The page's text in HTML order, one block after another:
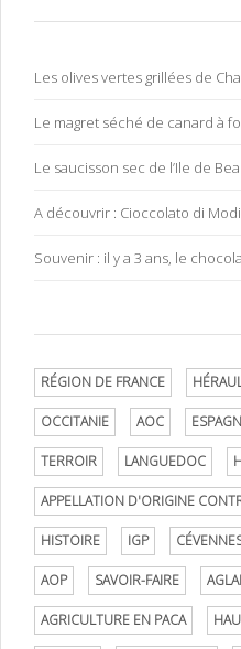
Les olives vertes grillées de
Le magret séché de canard à
Le saucisson sec de l’Ile de
A découvrir : Cioccolato di
Souvenir : il y a 3 ans, le
RÉGION DE FRANCE
OCCITANIE AOC
TERROIR LANGUEDOC
APPELLATION D'ORIGINE
HISTOIRE IGP
AOP SAVOIR-FAIRE
AGRICULTURE EN PACA